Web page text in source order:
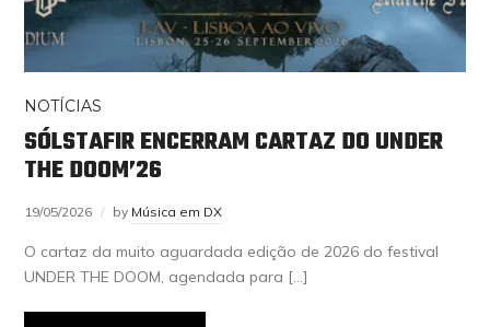
NOTÍCIAS
SÓLSTAFIR ENCERRAM CARTAZ DO UNDER
THE DOOM’26
19/05/2026 by Música em DX
O cartaz da muito aguardada edição de 2026 do festival
UNDER THE DOOM, agendada para […]